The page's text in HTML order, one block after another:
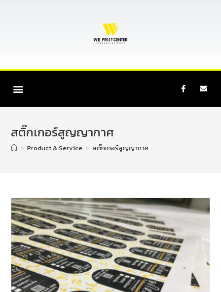
สติ๊กเกอร์สูญญากาศ
> Product & Service > สติ๊กเกอร์สูญญากาศ